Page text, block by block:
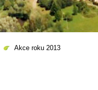
Akce roku 2013